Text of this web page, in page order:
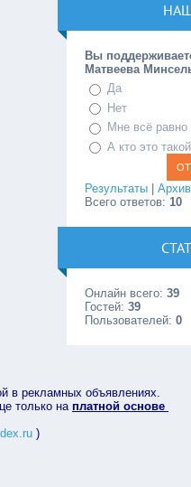
Вы
Матвеева
Да
Нет
Мне всё равно
А кто это
Результаты |
Всего ответов:10
Онлайн всего:39
Гостей:39
Пользователей:0
в рекламных объявлениях.
только на платной основе
)